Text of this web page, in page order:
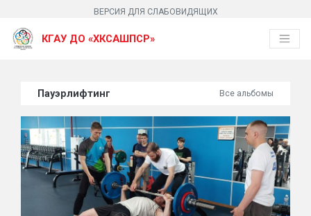
ВЕРСИЯ ДЛЯ СЛАБОВИДЯЩИХ
КГАУ ДО «ХКСАШПСР»
Пауэрлифтинг Все альбомы